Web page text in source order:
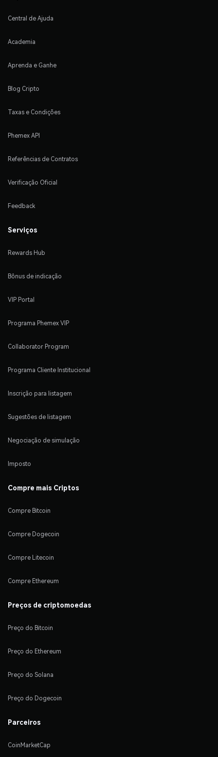
Central de Ajuda
Academia
Aprenda e Ganhe
Blog Cripto
Taxas e Condições
Phemex API
Referências de Contratos
Verificação Oficial
Feedback
Serviços
Rewards Hub
Bônus de indicação
VIP Portal
Programa Phemex VIP
Collaborator Program
Programa Cliente Institucional
Inscrição para listagem
Sugestões de listagem
Negociação de simulação
Imposto
Compre mais Criptos
Compre Bitcoin
Compre Dogecoin
Compre Litecoin
Compre Ethereum
Preços de criptomoedas
Preço do Bitcoin
Preço do Ethereum
Preço do Solana
Preço do Dogecoin
Parceiros
CoinMarketCap